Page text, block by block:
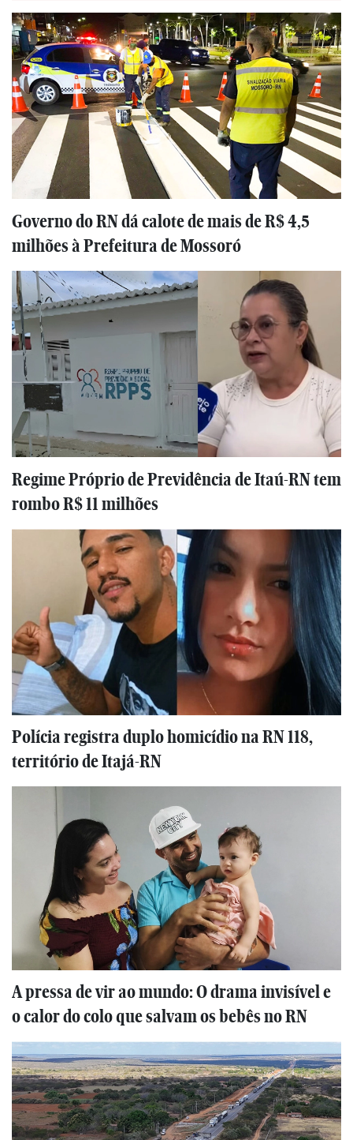
Governo do RN dá calote de mais de R$ 4,5
milhões à Prefeitura de Mossoró
Regime Próprio de Previdência de Itaú-RN tem
rombo R$ 11 milhões
Polícia registra duplo homicídio na RN 118,
território de Itajá-RN
A pressa de vir ao mundo: O drama invisível e
o calor do colo que salvam os bebês no RN